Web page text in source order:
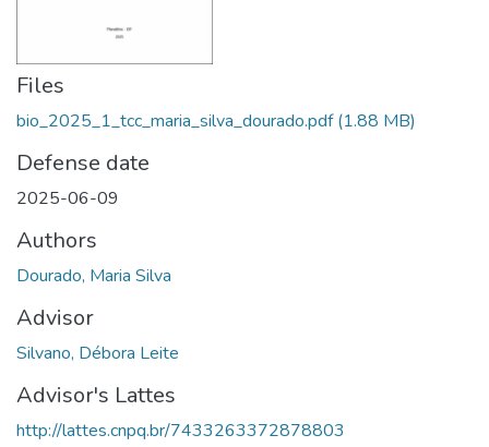
Files
bio_2025_1_tcc_maria_silva_dourado.pdf(1.88 MB)
Defense date
2025-06-09
Authors
Dourado, Maria Silva
Advisor
Silvano, Débora Leite
Advisor's Lattes
http://lattes.cnpq.br/7433263372878803